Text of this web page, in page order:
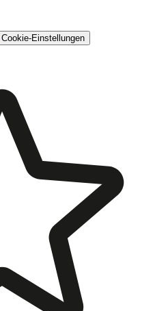
Cookie-Einstellungen